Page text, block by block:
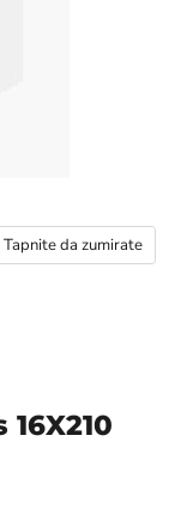
Tapnite da zumirate